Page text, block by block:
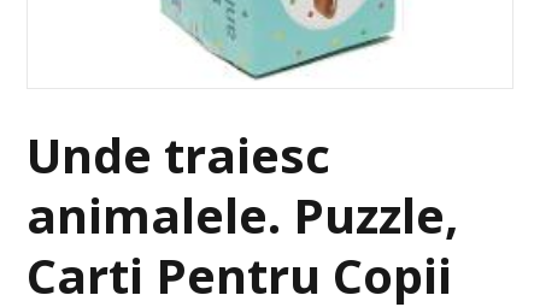
Unde traiesc
animalele. Puzzle,
Carti Pentru Copii